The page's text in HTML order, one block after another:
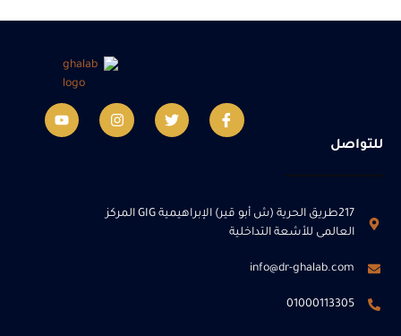
للتواصل
217طريق الحرية (ش أبو قير) الإبراهيمية GIG المركز
العالمى للأشعة التداخلية
info@dr-ghalab.com
01000113305